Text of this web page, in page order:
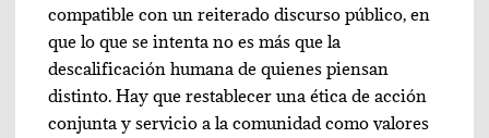
compatible con un reiterado discurso público, en
que lo que se intenta no es más que la
descalificación humana de quienes piensan
distinto. Hay que restablecer una ética de acción
conjunta y servicio a la comunidad como valores